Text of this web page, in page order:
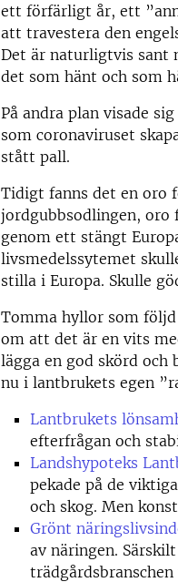
ett förfärligt år, ett
att travestera den
Det är naturligtvis sant
det som hänt och som
På andra plan visade
som coronaviruset
stått pall.
Tidigt fanns det en oro
jordgubbsodlingen, oro
genom ett stängt
livsmedelssytemet
stilla i Europa. Skulle
Tomma hyllor som
om att det är en vits
lägga en god skörd och
nu i lantbrukets egen
Lantbrukets
efterfrågan och
Landshypoteks
pekade på de
och skog. Men
Grönt
av näringen.